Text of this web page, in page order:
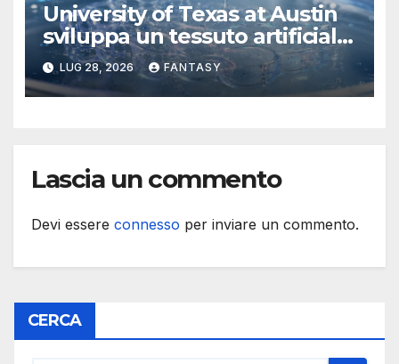
University of Texas at Austin
sviluppa un tessuto artificiale
stampabile in 3D che imita le
membrane dei tessuti
LUG 28, 2026 FANTASY
Lascia un commento
Devi essere connesso per inviare un commento.
CERCA